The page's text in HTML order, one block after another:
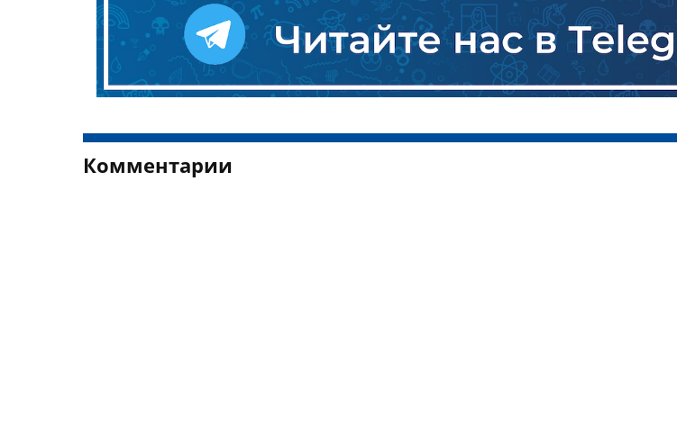
Комментарии